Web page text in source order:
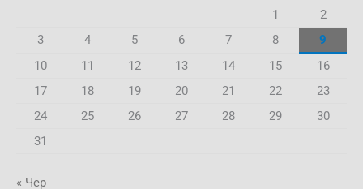
1
2
3
4 5 6 7 8
9
10
11 12 13 14 15
16
17
18 19 20 21 22
23
24
25 26 27 28 29
30
31
« Чер